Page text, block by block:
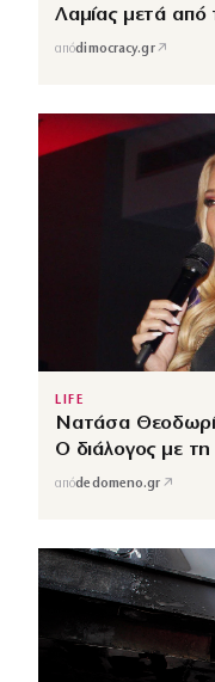
Λαμίας μετά από
απόdimocracy.gr↗
LIFE
Νατάσα
Ο διάλογος με
απόdedomeno.gr ↗